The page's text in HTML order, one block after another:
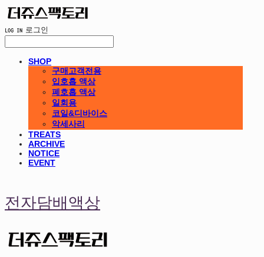
LOG IN 로그인
SHOP
구매고객전용
입호흡 액상
폐호흡 액상
일회용
코일&디바이스
악세사리
TREATS
ARCHIVE
NOTICE
EVENT
전자담배액상